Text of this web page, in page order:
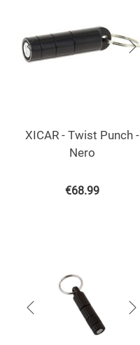
XICAR - Twist Punch -
Nero
€68.99